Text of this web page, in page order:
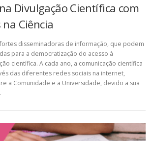
Divulgação Científica com
Ciência
disseminadoras de informação, que podem
para a democratização do acesso à
científica. A cada ano, a comunicação científica
das diferentes redes sociais na internet,
a Comunidade e a Universidade, devido a sua